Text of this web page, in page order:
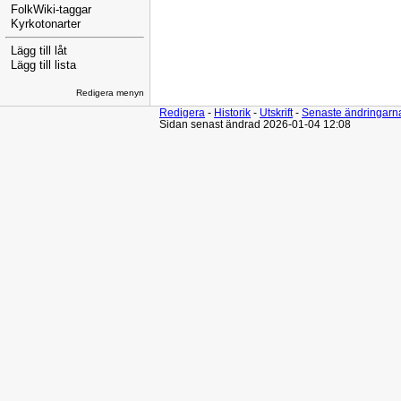
FolkWiki-taggar
Kyrkotonarter
Lägg till låt
Lägg till lista
Redigera menyn
Redigera - Historik - Utskrift- Senaste
Sidan senast ändrad 2026-01-04 12:08